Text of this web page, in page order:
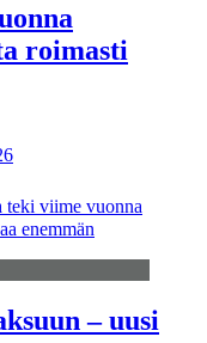
roimasti
teki viime vuonna
enemmän
– uusi